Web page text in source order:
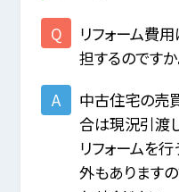
リフォーム費
担するのですか
中古住宅の売
合は現況引渡
リフォームを
外もあります